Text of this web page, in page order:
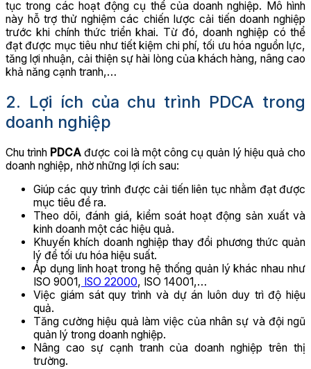
tục trong các hoạt động cụ thể của doanh nghiệp. Mô hình
này hỗ trợ thử nghiệm các chiến lược cải tiến doanh nghiệp
trước khi chính thức triển khai. Từ đó, doanh nghiệp có thể
đạt được mục tiêu như tiết kiệm chi phí, tối ưu hóa nguồn lực,
tăng lợi nhuận, cải thiện sự hài lòng của khách hàng, nâng cao
khả năng cạnh tranh,…
2. Lợi ích của chu trình PDCA trong
doanh nghiệp
Chu trình PDCA được coi là một công cụ quản lý hiệu quả cho
doanh nghiệp, nhờ những lợi ích sau:
Giúp các quy trình được cải tiến liên tục nhằm đạt được
mục tiêu đề ra.
Theo dõi, đánh giá, kiểm soát hoạt động sản xuất và
kinh doanh một các hiệu quả.
Khuyến khích doanh nghiệp thay đổi phương thức quản
lý để tối ưu hóa hiệu suất.
Áp dụng linh hoạt trong hệ thống quản lý khác nhau như
ISO 9001, ISO 22000, ISO 14001,…
Việc giám sát quy trình và dự án luôn duy trì độ hiệu
quả.
Tăng cường hiệu quả làm việc của nhân sự và đội ngũ
quản lý trong doanh nghiệp.
Nâng cao sự cạnh tranh của doanh nghiệp trên thị
trường.